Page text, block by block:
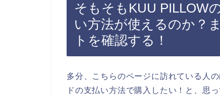
そもそもKUU PILLOW
い方法が使えるのか？
トを確認する！
多分、こちらのページに訪れている人
ドの支払い方法で購入したい！と、思